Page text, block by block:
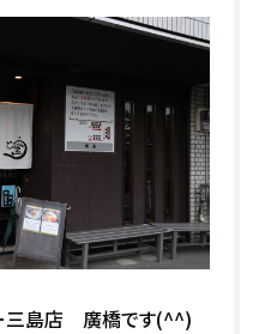
三島店 廣橋です(^^)